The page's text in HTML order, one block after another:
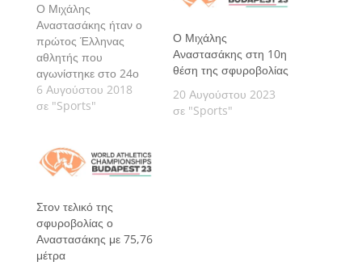
Ο Μιχάλης
Αναστασάκης ήταν ο
πρώτος Έλληνας
αθλητής που
αγωνίστηκε στο 24ο
Ευρωπαϊκό
Πρωτάθλημα του
καλό τρόπο την
παρουσία της χώρας
6 Αυγούστου 2018
σε "Sports"
Ο Μιχάλης
Αναστασάκης στη 10η
θέση της σφυροβολίας
20 Αυγούστου 2023
σε "Sports"
Στον τελικό της
σφυροβολίας ο
Αναστασάκης με 75,76
μέτρα